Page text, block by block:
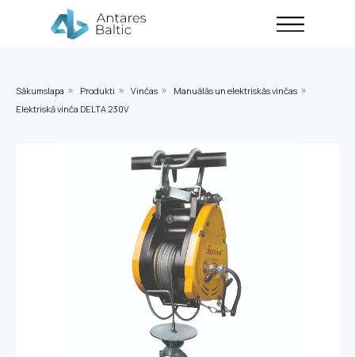
Sākumslapa » Produkti » Vinčas » Manuālās un elektriskās vinčas »
Elektriskā vinča DELTA 230V